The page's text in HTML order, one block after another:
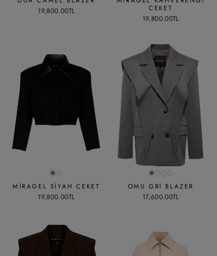
19,800.00TL
CEKET
19,800.00TL
MIRAGEL SIYAH CEKET
19,800.00TL
OMU GRI BLAZER
17,600.00TL